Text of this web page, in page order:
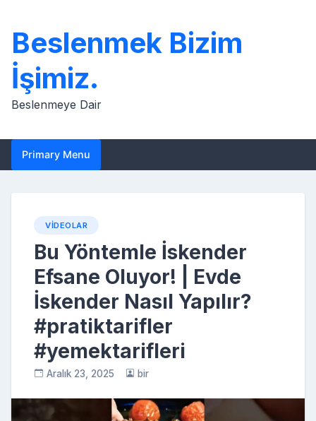
content
Beslenmek Bizim
İşimiz.
Beslenmeye Dair
Primary Menu
VIDEOLAR
Bu Yöntemle İskender
Efsane Oluyor! | Evde
İskender Nasıl Yapılır?
#pratiktarifler
#yemektarifleri
Aralık 23, 2025 bir